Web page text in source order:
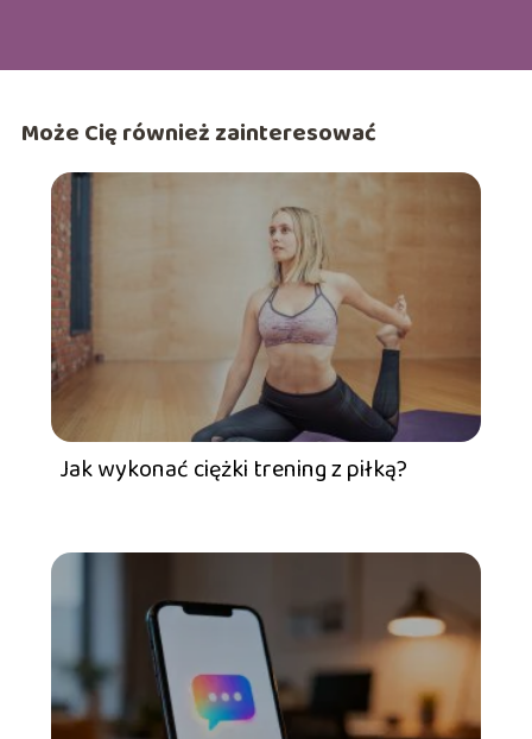
Może Cię również zainteresować
Jak wykonać ciężki trening z piłką?